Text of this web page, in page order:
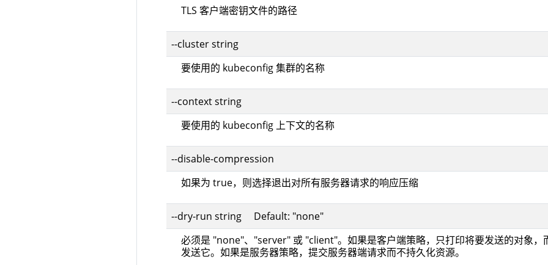
TLS 客户端密钥文件的路径
--cluster string
要使用的 kubeconfig 集群的名称
--context string
要使用的 kubeconfig 上下文的名称
--disable-compression
如果为 true，则选择退出对所有服务器请求的响应压缩
--dry-run string Default: "none"
必须是 "none"、"server" 或 "client"。如果是客户端策略，只打印将要发送的对象，
发送它。如果是服务器策略，提交服务器端请求而不持久化资源。